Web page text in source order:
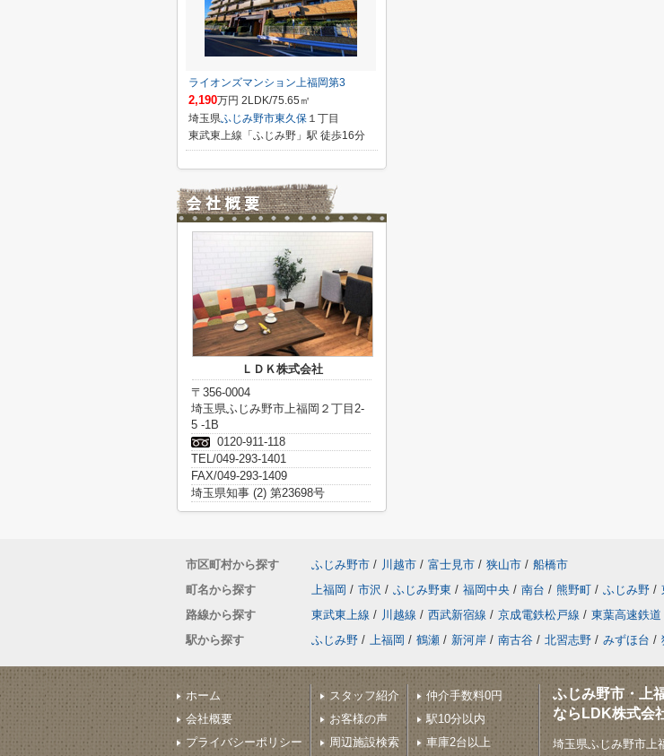
ライオンズマンション上福岡第3
2,190万円 2LDK/75.65㎡
埼玉県ふじみ野市東久保 １丁目
東武東上線「ふじみ野」駅 徒歩16分
ＬＤＫ株式会社
〒356-0004
埼玉県ふじみ野市上福岡２丁目2-
5 -1B
0120-911-118
TEL/049-293-1401
FAX/049-293-1409
埼玉県知事 (2) 第23698号
市区町村から探す ふじみ野市 / 川越市 / 富士見市 / 狭山市 / 船橋市
町名から探す
上福岡 / 市沢 / ふじみ野東 / 福岡中央 / 南台 / 熊野町 / ふじみ野 /
路線から探す
東武東上線 / 川越線 / 西武新宿線 / 京成電鉄松戸線 / 東葉高速鉄道
駅から探す
ふじみ野 / 上福岡 / 鶴瀬 / 新河岸 / 南古谷 / 北習志野 / みずほ台 /
ホーム
会社概要
プライバシーポリシー
スタッフ紹介
お客様の声
周辺施設検索
仲介手数料0円
駅10分以内
車庫2台以上
ふじみ野市・上
ならLDK株式会
埼玉県ふじみ野市上